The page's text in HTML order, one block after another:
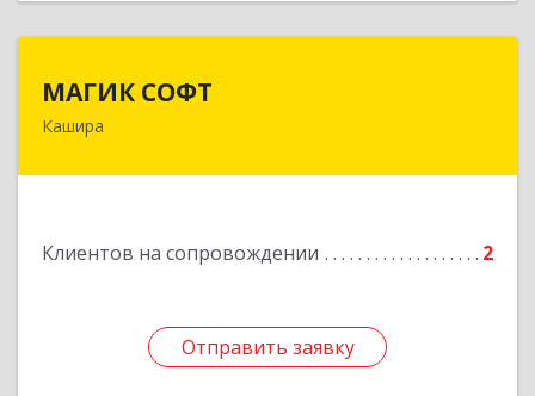
МАГИК СОФТ
Кашира
Клиентов на сопровождении 2
Отправить заявку
Отправить заявку